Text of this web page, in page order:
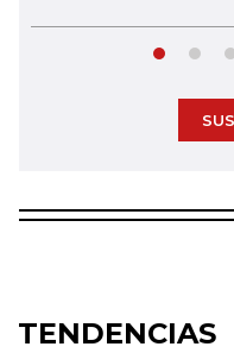
TENDENCIAS